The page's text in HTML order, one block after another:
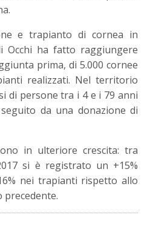
e trapianto di cornea in
Occhi ha fatto raggiungere
prima, di 5.000 cornee
realizzati. Nel territorio
di persone tra i 4 e i 79 anni
da una donazione di
in ulteriore crescita: tra
si è registrato un +15%
nei trapianti rispetto allo
precedente.